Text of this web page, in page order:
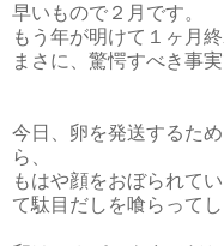
早いもので２月です。
もう年が明けて１ヶ月
まさに、驚愕すべき事実
今日、卵を発送するた
ら、
もはや顔をおぼられて
て駄目だしを喰らってし